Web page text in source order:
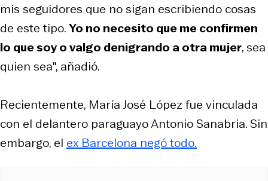
mis seguidores que no sigan escribiendo cosas
de este tipo.Yo no necesito que me confirmen
lo que soy o valgo denigrando a otra mujer, sea
quien sea", añadió.
Recientemente, María José López fue vinculada
con el delantero paraguayo Antonio Sanabria. Sin
embargo, el ex Barcelona negó todo.